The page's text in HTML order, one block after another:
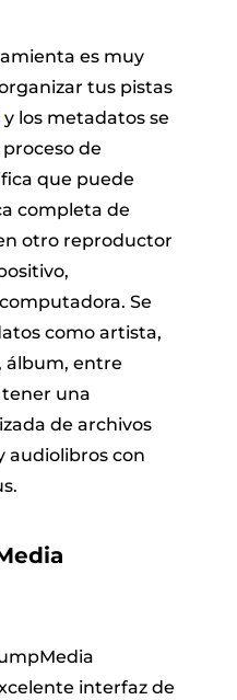
es muy
tus pistas
y los metadatos se
de
que puede
completa de
otro reproductor
Se
como artista,
álbum, entre
tener una
de archivos
audiolibros con
interfaz de